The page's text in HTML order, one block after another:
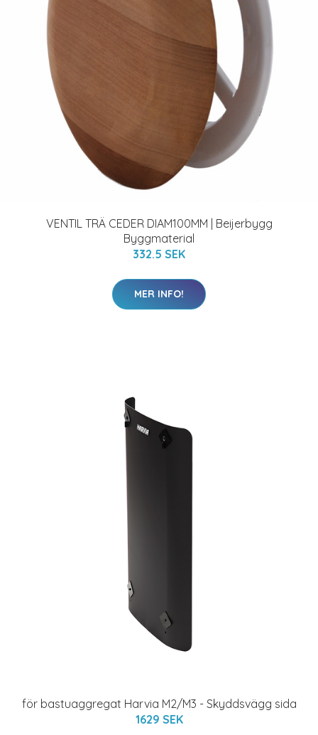
VENTIL TRÄ CEDER DIAM100MM | Beijerbygg
Byggmaterial
332.5 SEK
MER INFO!
för bastuaggregat Harvia M2/M3 - Skyddsvägg sida
1629 SEK